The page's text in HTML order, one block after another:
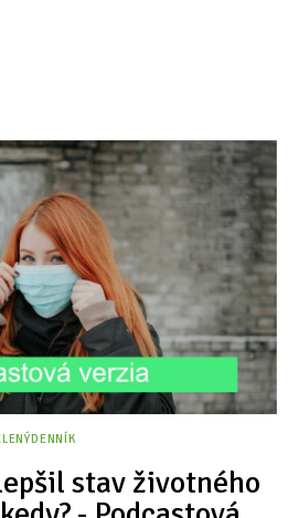
stav životného